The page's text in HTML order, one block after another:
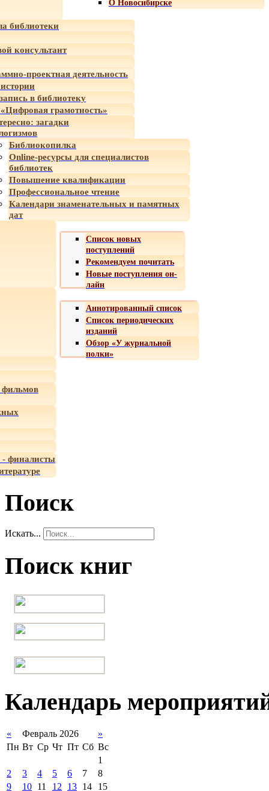
О Новосибирске
библиотеки
консультант
проектная деятельность
в библиотеку
грамотность»
загадки
Библиокопилка
Online-ресурсы для специалистов
библиотек
Повышение квалификации
Профессиональное чтение
Календари знаменательных и памятных
дат
Список новых
поступлений
Рекомендуем почитать
Новые поступления он-
лайн
Аннотированный список
Список периодических
изданий
Обзор «У журнальной
полки»
- финалисты
Поиск
Искать...
Поиск книг
Календарь
« Февраль 2026
»
Пн Вт Ср Чт Пт Сб Вс
1
2
3 4 5 6 7
8
9
10 11 12 13 14 15